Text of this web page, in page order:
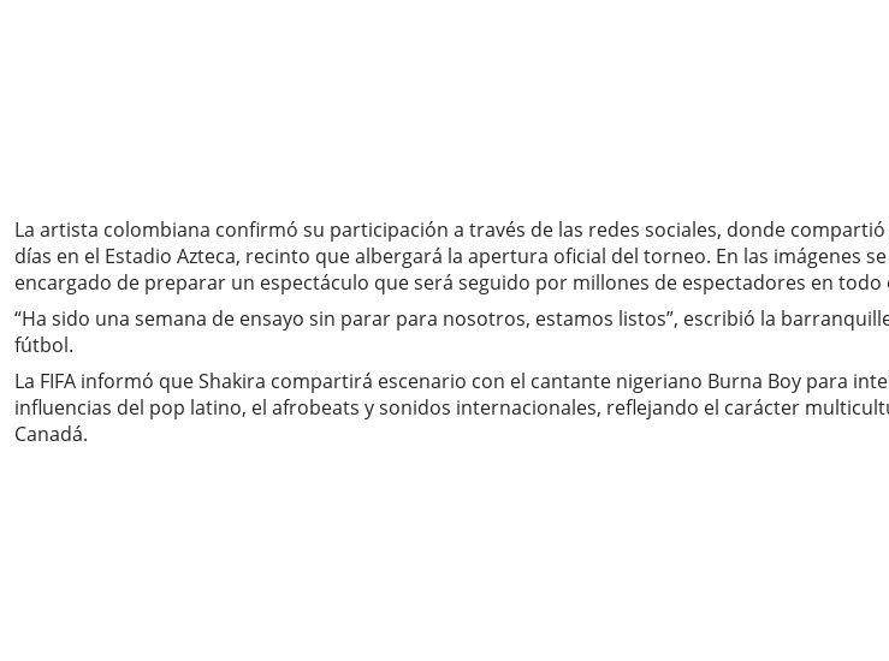
La artista colombiana confirmó su participación a través de las redes sociales, donde
días en el Estadio Azteca, recinto que albergará la apertura oficial del torneo. En las imágenes
encargado de preparar un espectáculo que será seguido por millones de espectadores en todo
“Ha sido una semana de ensayo sin parar para nosotros, estamos listos”, escribió la
fútbol.
La FIFA informó que Shakira compartirá escenario con el cantante nigeriano Burna Boy para
influencias del pop latino, el afrobeats y sonidos internacionales, reflejando el carácter
Canadá.